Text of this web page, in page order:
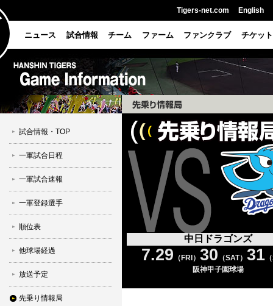
Tigers-net.com English
ニュース 試合情報 チーム ファーム ファンクラブ チケット
試合情報・TOP
一軍試合日程
一軍試合速報
一軍登録選手
順位表
他球場経過
放送予定
先乗り情報局
中日ドラゴンズ
7.29 （FRI） 30 （SAT） 31
阪神甲子園球場